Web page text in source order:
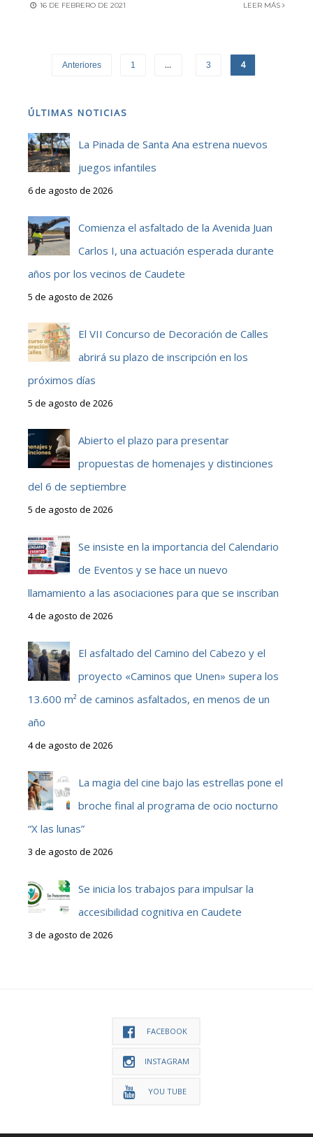
16 DE FEBRERO DE 2021 LEER MÁS
Anteriores 1 … 3 4
ÚLTIMAS NOTICIAS
La Pinada de Santa Ana estrena nuevos
juegos infantiles
6 de agosto de 2026
Comienza el asfaltado de la Avenida Juan
Carlos I, una actuación esperada durante
años por los vecinos de Caudete
5 de agosto de 2026
El VII Concurso de Decoración de Calles
abrirá su plazo de inscripción en los
próximos días
5 de agosto de 2026
Abierto el plazo para presentar
propuestas de homenajes y distinciones
del 6 de septiembre
5 de agosto de 2026
Se insiste en la importancia del Calendario
de Eventos y se hace un nuevo
llamamiento a las asociaciones para que se inscriban
4 de agosto de 2026
El asfaltado del Camino del Cabezo y el
proyecto «Caminos que Unen» supera los
13.600 m² de caminos asfaltados, en menos de un
año
4 de agosto de 2026
La magia del cine bajo las estrellas pone el
broche final al programa de ocio nocturno
“X las lunas”
3 de agosto de 2026
Se inicia los trabajos para impulsar la
accesibilidad cognitiva en Caudete
3 de agosto de 2026
FACEBOOK
INSTAGRAM
YOU TUBE